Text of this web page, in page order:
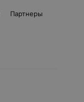
Партнеры